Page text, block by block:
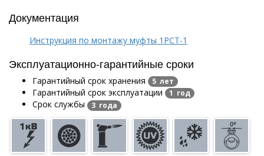
Документация
Инструкция по монтажу муфты 1РСТ-1
Эксплуатационно-гарантийные сроки
Гарантийный срок хранения 5 лет
Гарантийный срок эксплуатации 1 год
Срок службы 3 года